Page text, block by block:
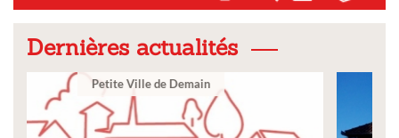
Dernières actualités